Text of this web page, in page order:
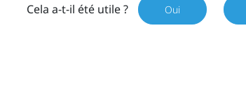
Cela a-t-il été utile ? Oui